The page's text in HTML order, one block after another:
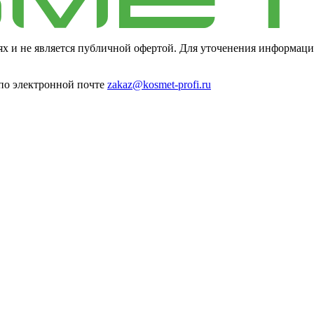
и не является публичной офертой. Для уточенения
электронной почте zakaz@kosmet-profi.ru